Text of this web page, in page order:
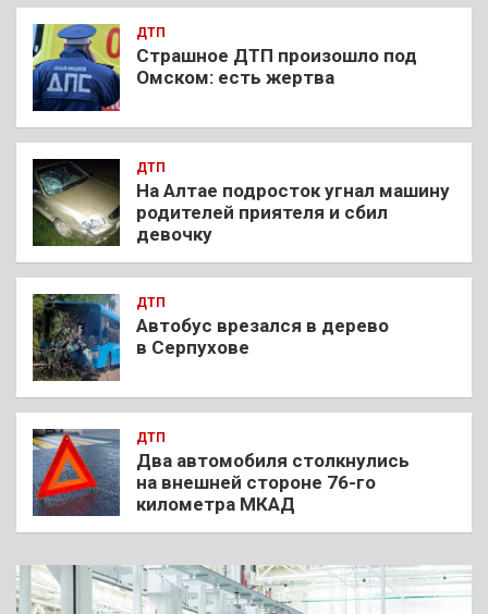
ДТП
Страшное ДТП произошло под
Омском: есть жертва
ДТП
На Алтае подросток угнал машину
родителей приятеля и сбил
девочку
ДТП
Автобус врезался в дерево
в Серпухове
ДТП
Два автомобиля столкнулись
на внешней стороне 76-го
километра МКАД